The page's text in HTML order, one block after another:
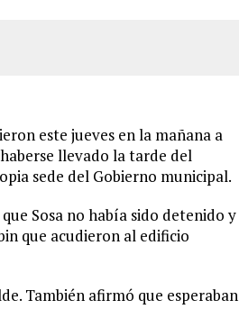
FAMILIAR
este jueves en la mañana a
llevado la tarde del
sede del Gobierno municipal.
Sosa no había sido detenido y
que acudieron al edificio
También afirmó que esperaban